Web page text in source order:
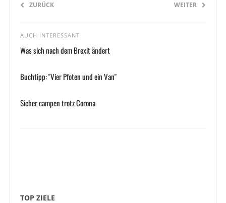
ZURÜCK WEITER
AUCH INTERESSANT
Was sich nach dem Brexit ändert
Buchtipp: "Vier Pfoten und ein Van"
Sicher campen trotz Corona
TOP ZIELE